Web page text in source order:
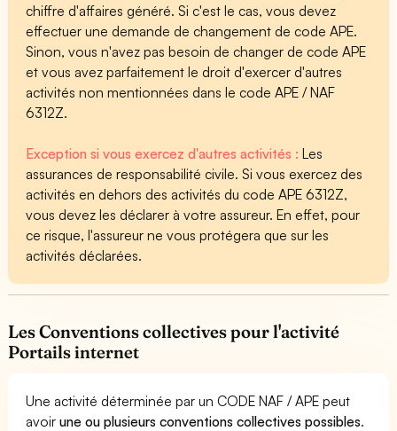
chiffre d'affaires généré. Si c'est le cas, vous devez
effectuer une demande de changement de code APE.
Sinon, vous n'avez pas besoin de changer de code APE
et vous avez parfaitement le droit d'exercer d'autres
activités non mentionnées dans le code APE / NAF
6312Z.
Exception si vous exercez d'autres activités :Les
assurances de responsabilité civile. Si vous exercez des
activités en dehors des activités du code APE 6312Z,
vous devez les déclarer à votre assureur. En effet, pour
ce risque, l'assureur ne vous protégera que sur les
activités déclarées.
Les Conventions collectives pour l'activité
Portails internet
Une activité déterminée par un CODE NAF / APE peut
avoirune ou plusieurs conventions collectives possibles.